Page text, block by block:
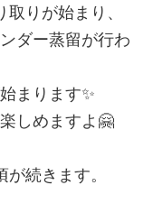
りが始まり、
ダー蒸留が行わ
まります✨
しめますよ🤗
続きます。